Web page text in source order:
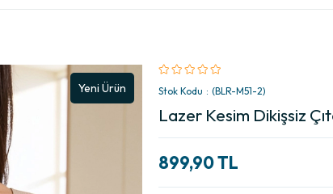
Yeni Ürün Stok Kodu (BLR-M51-2)
Lazer Kesim Dikişsiz
899,90 TL